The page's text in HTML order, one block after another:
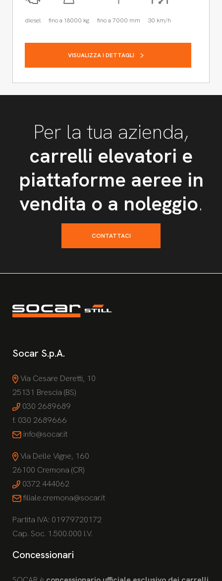
diesel fino a 18000 kg fino a 7000 mm 30 km/h
VISUALIZZA I DETTAGLI
Per la tua azienda,
carrelli elevatori e
piattaforme aeree in
vendita o a noleggio.
CONTATTACI
Socar S.p.A.
Via Cesare Deretti, 10
25131 Brescia (BS)
030 2689689
f. 030 2689666
info@socar.it
Via Delle Vigne, 160
26100 Cremona (CR)
0372 444062
filiale.cremona@socar.it
Partita IVA: 01979720172
Cap. Soc. 1.500.000 I.V.
Concessionari